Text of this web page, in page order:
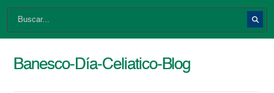
Banesco-Día-Celiatico-Blog